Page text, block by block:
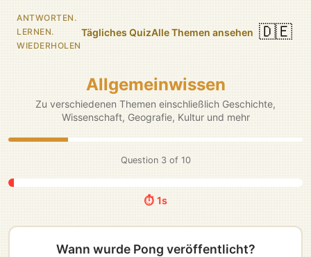
ANTWORTEN.
LERNEN.
WIEDERHOLEN
Tägliches QuizAlle Themen ansehen 🇩🇪
Allgemeinwissen
Zu verschiedenen Themen einschließlich Geschichte,
Wissenschaft, Geografie, Kultur und mehr
Question 3of 10
⏱️ 5s
Wann wurde Pong veröffentlicht?